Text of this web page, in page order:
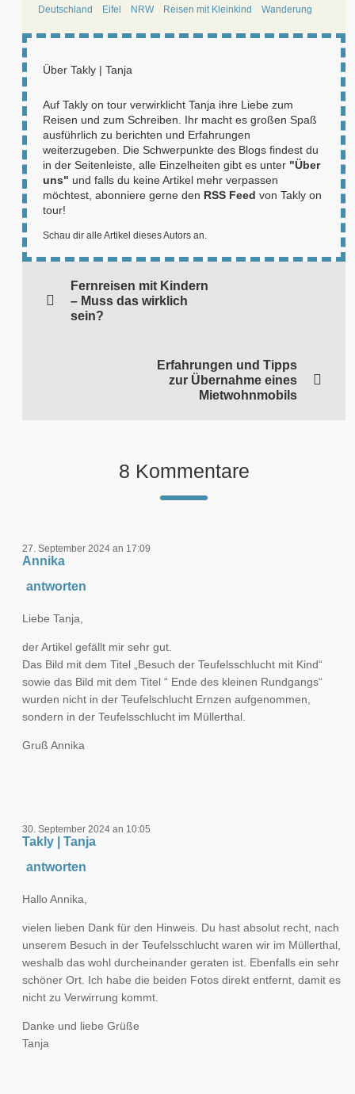
Deutschland Eifel NRW Reisen mit Kleinkind Wanderung
Über Takly | Tanja
Auf Takly on tour verwirklicht Tanja ihre Liebe zum
Reisen und zum Schreiben. Ihr macht es großen Spaß
ausführlich zu berichten und Erfahrungen
weiterzugeben. Die Schwerpunkte des Blogs findest du
in der Seitenleiste, alle Einzelheiten gibt es unter "Über
uns" und falls du keine Artikel mehr verpassen
möchtest, abonniere gerne den RSS Feed von Takly on
tour!
Schau dir alle Artikel dieses Autors an.
Fernreisen mit Kindern
– Muss das wirklich
sein?
Erfahrungen und Tipps
zur Übernahme eines
Mietwohnmobils
8 Kommentare
27. September 2024 an 17:09
Annika
antworten
Liebe Tanja,
der Artikel gefällt mir sehr gut.
Das Bild mit dem Titel „Besuch der Teufelsschlucht mit Kind“
sowie das Bild mit dem Titel “ Ende des kleinen Rundgangs“
wurden nicht in der Teufelschlucht Ernzen aufgenommen,
sondern in der Teufelsschlucht im Müllerthal.
Gruß Annika
30. September 2024 an 10:05
Takly | Tanja
antworten
Hallo Annika,
vielen lieben Dank für den Hinweis. Du hast absolut recht, nach
unserem Besuch in der Teufelsschlucht waren wir im Müllerthal,
weshalb das wohl durcheinander geraten ist. Ebenfalls ein sehr
schöner Ort. Ich habe die beiden Fotos direkt entfernt, damit es
nicht zu Verwirrung kommt.
Danke und liebe Grüße
Tanja